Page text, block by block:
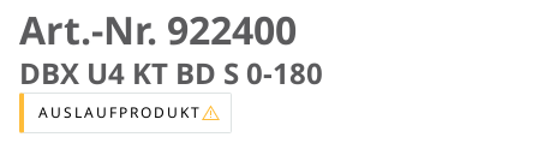
Art.-Nr. 922400
DBX U4 KT BD S 0-180
AUSLAUFPRODUKT